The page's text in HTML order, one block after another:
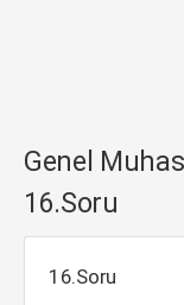
Genel
16.Soru
16.Soru